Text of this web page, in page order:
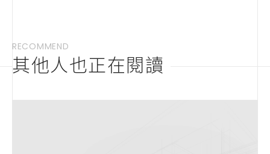
RECOMMEND
其他人也正在閱讀